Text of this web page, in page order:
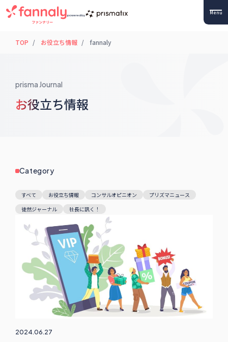
powered by Menu
TOP お役立ち情報 fannaly
prisma Journal
お役立ち情報
2024.06.27
Category
すべて お役立ち情報 コンサルオピニオン
プリズマニュース
徒然ジャーナル
社長に訊く！